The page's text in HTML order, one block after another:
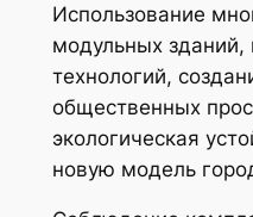
Использование
модульных
технологий,
общественных
экологическая
новую модель